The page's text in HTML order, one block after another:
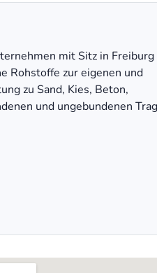
mit Sitz in Freiburg
Rohstoffe zur eigenen und
zu Sand, Kies, Beton,
und ungebundenen